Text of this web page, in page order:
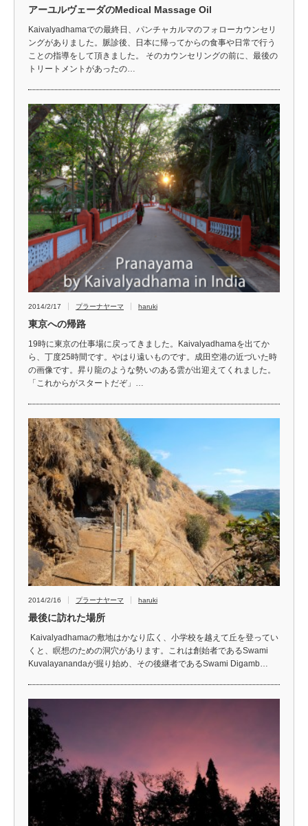
アーユルヴェーダのMedical Massage Oil
Kaivalyadhamaでの最終日、パンチャカルマのフォローカウンセリ
ングがありました。脈診後、日本に帰ってからの食事や日常で行う
ことの指導をして頂きました。 そのカウンセリングの前に、最後の
トリートメントがあったの…
2014/2/17 プラーナヤーマ haruki
東京への帰路
19時に東京の仕事場に戻ってきました。Kaivalyadhamaを出てか
ら、丁度25時間です。やはり遠いものです。成田空港の近づいた時
の画像です。昇り龍のような勢いのある雲が出迎えてくれました。
「これからがスタートだぞ」…
2014/2/16 プラーナヤーマ haruki
最後に訪れた場所
Kaivalyadhamaの敷地はかなり広く、小学校を越えて丘を登ってい
くと、瞑想のための洞穴があります。これは創始者であるSwami
Kuvalayanandaが掘り始め、その後継者であるSwami Digamb…